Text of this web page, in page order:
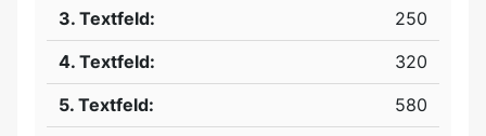
3. Textfeld:
250
4. Textfeld:
320
5. Textfeld:
580